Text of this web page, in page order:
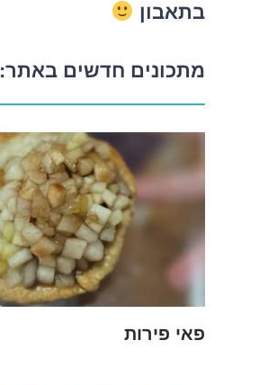
בתאבון
מתכונים חדשים באתר:
פאי פירות